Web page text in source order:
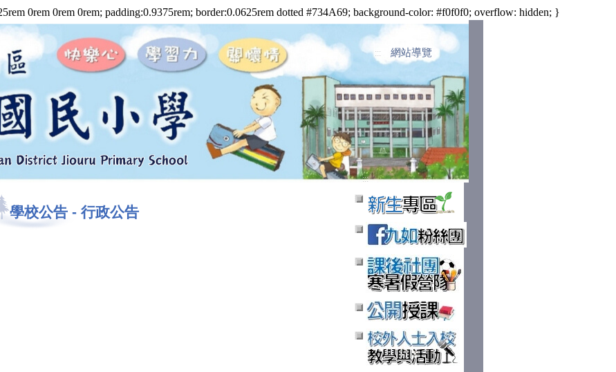
0rem 0rem 0rem; padding:0.9375rem; border:0.0625rem dotted #734A69; background-color: #f0f0f0; overflow: hidden; }
::: 網站導覽
學校公告 - 行政公告
:::